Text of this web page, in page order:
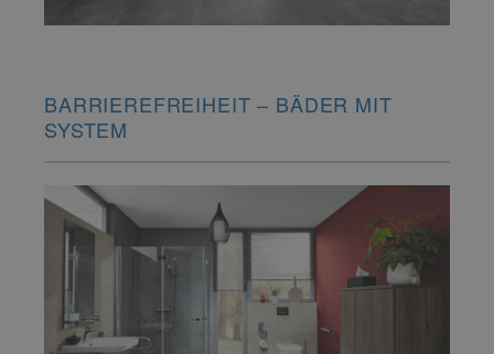
BARRIEREFREIHEIT – BÄDER MIT
SYSTEM